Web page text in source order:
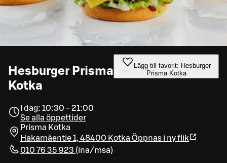
Hesburger Prisma
Kotka
Lägg till favorit: Hesburger
Prisma Kotka
I dag: 10:30 - 21:00
Se alla öppettider
Prisma Kotka
Hakamäentie 1, 48400 Kotka Öppnas i ny flik
010 76 35 923 (ina/msa)